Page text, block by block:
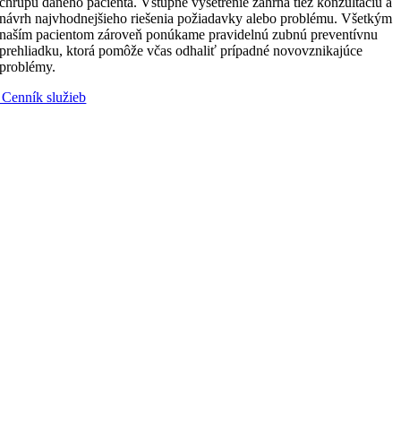
návrh najvhodnejšieho riešenia požiadavky alebo problému. Všetkým
naším pacientom zároveň ponúkame pravidelnú zubnú preventívnu
prehliadku, ktorá pomôže včas odhaliť prípadné novovznikajúce
problémy.
služieb